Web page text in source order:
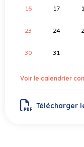
16 17
23 24
30 31
Voir le calendrier
Télécharger